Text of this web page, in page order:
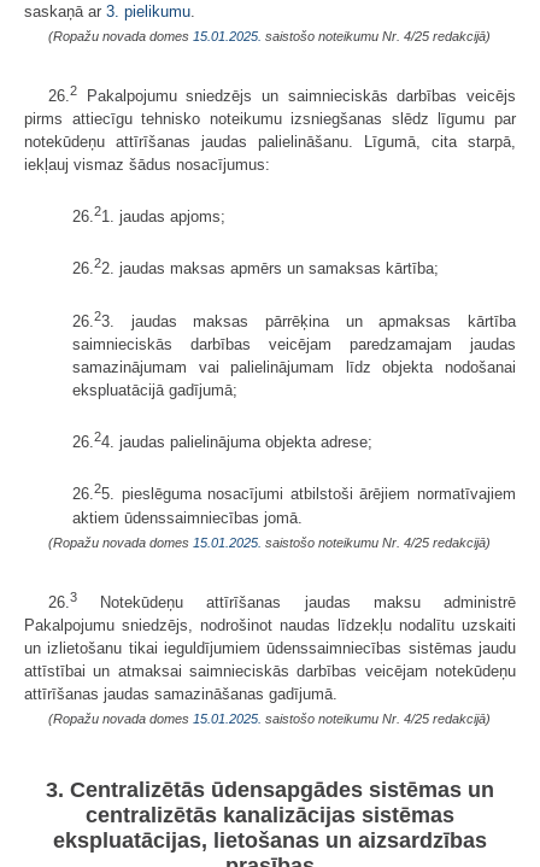
saskaņā ar 3. pielikumu
(Ropažu novada domes 15.01.2025. saistošo noteikumu Nr. 4/25 redakcijā)
26. 2
Pakalpojumu sniedzējs un saimnieciskās darbības veicējs
pirms attiecīgu tehnisko noteikumu izsniegšanas slēdz līgumu par
notekūdeņu attīrīšanas jaudas palielināšanu. Līgumā, cita starpā,
iekļauj vismaz šādus nosacījumus:
26.21. jaudas apjoms;
26.22. jaudas maksas apmērs un samaksas kārtība;
26. 23. jaudas maksas pārrēķina un apmaksas kārtība
saimnieciskās darbības veicējam paredzamajam jaudas
samazinājumam vai palielinājumam līdz objekta nodošanai
ekspluatācijā gadījumā;
26.24. jaudas palielinājuma objekta adrese;
26.25. pieslēguma nosacījumi atbilstoši ārējiem normatīvajiem
aktiem ūdenssaimniecības jomā.
(Ropažu novada domes 15.01.2025. saistošo noteikumu Nr. 4/25 redakcijā)
26. 3
Notekūdeņu attīrīšanas jaudas maksu administrē
Pakalpojumu sniedzējs, nodrošinot naudas līdzekļu nodalītu uzskaiti
un izlietošanu tikai ieguldījumiem ūdenssaimniecības sistēmas jaudu
attīstībai un atmaksai saimnieciskās darbības veicējam notekūdeņu
attīrīšanas jaudas samazināšanas gadījumā.
(Ropažu novada domes 15.01.2025. saistošo noteikumu Nr. 4/25 redakcijā)
3. Centralizētās ūdensapgādes sistēmas un
centralizētās kanalizācijas sistēmas
ekspluatācijas, lietošanas un aizsardzības